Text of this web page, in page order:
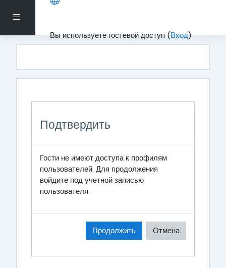
Боковая панель
Вы используете гостевой доступ (Вход)
Перейти к основному содержанию
Подтвердить
Гости не имеют доступа к профилям
пользователей. Для продолжения
войдите под учетной записью
пользователя.
Продолжить Отмена